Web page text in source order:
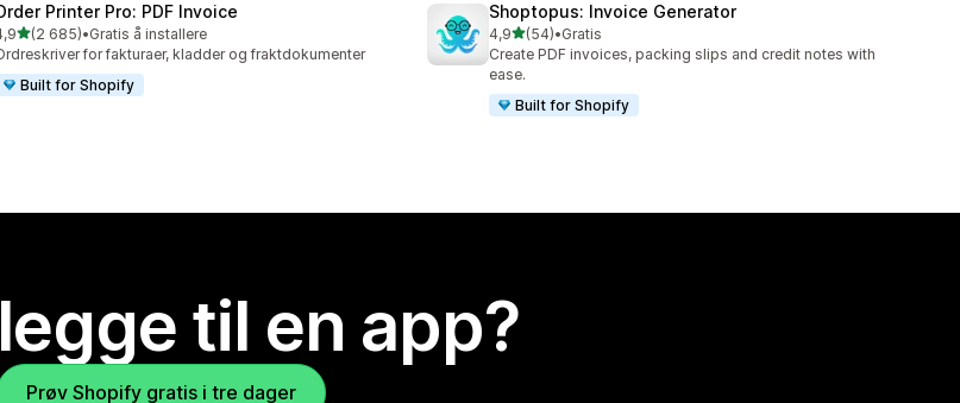
Printer Pro: PDF Invoice
av 5 stjerner
(2 685)
2685 omtaler
•Gratis å installere
for fakturaer, kladder og fraktdokumenter
Built for Shopify
Shoptopus: Invoice Generator
4,9av 5 stjerner
(54)
Totalt 54 omtaler
•Gratis
Create PDF invoices, packing slips and credit notes with
ease.
Built for Shopify
til en app?
Prøv Shopify gratis i tre dager